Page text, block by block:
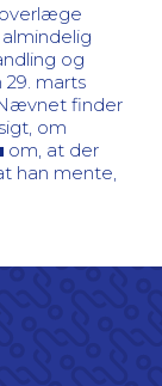
og
29. marts
finder
om
om, at der
han mente,